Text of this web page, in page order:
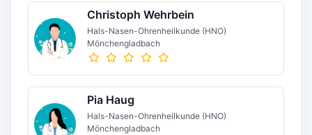
Christoph Wehrbein
Hals-Nasen-Ohrenheilkunde (HNO)
Mönchengladbach
Pia Haug
Hals-Nasen-Ohrenheilkunde (HNO)
Mönchengladbach